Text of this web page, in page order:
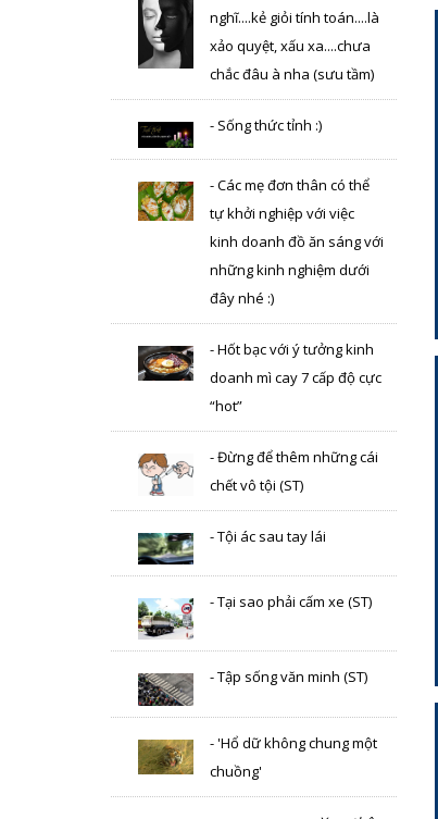
nghĩ....kẻ giỏi tính toán....là
xảo quyệt, xấu xa....chưa
chắc đâu à nha (sưu tầm)
- Sống thức tỉnh :)
- Các mẹ đơn thân có thể
tự khởi nghiệp với việc
kinh doanh đồ ăn sáng với
những kinh nghiệm dưới
đây nhé :)
- Hốt bạc với ý tưởng kinh
doanh mì cay 7 cấp độ cực
“hot”
- Đừng để thêm những cái
chết vô tội (ST)
- Tội ác sau tay lái
- Tại sao phải cấm xe (ST)
- Tập sống văn minh (ST)
- 'Hổ dữ không chung một
chuồng'